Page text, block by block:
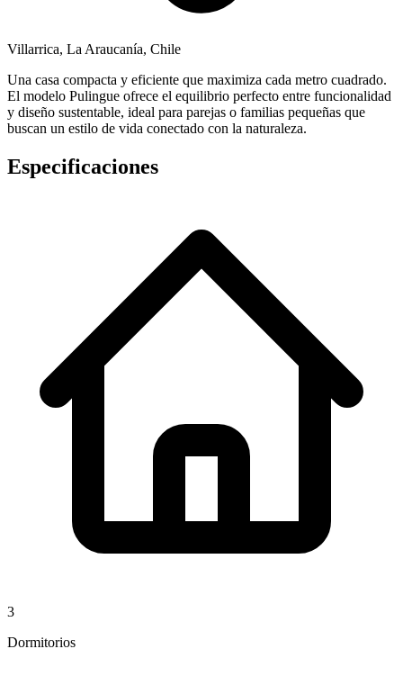
Villarrica, La Araucanía, Chile
Una casa compacta y eficiente que maximiza cada metro cuadrado.
El modelo Pulingue ofrece el equilibrio perfecto entre funcionalidad
y diseño sustentable, ideal para parejas o familias pequeñas que
buscan un estilo de vida conectado con la naturaleza.
Especificaciones
3
Dormitorios